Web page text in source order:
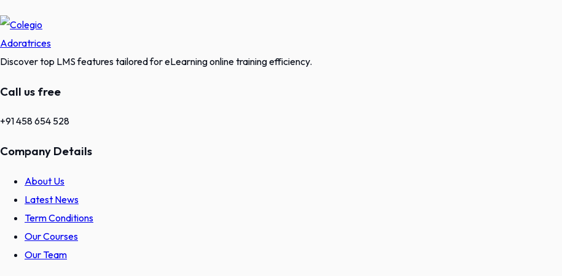
Discover top LMS features tailored for eLearning online training efficiency.
Call us free
+91 458 654 528
Company Details
About Us
Latest News
Term Conditions
Our Courses
Our Team